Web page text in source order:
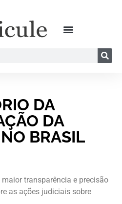
DA
DA
BRASIL
transparência e precisão
as ações judiciais sobre